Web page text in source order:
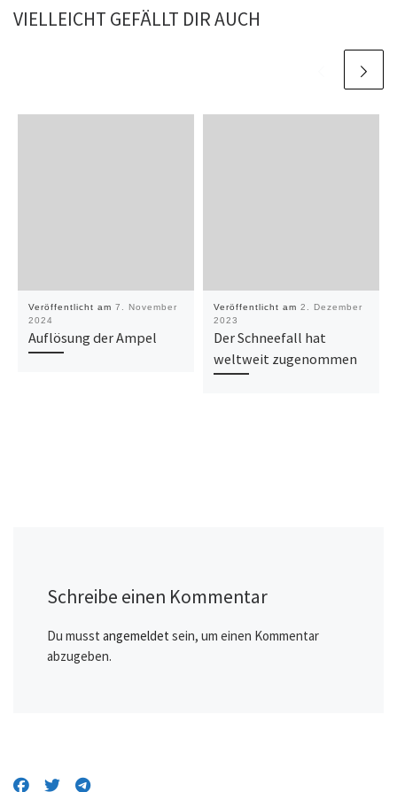
VIELLEICHT GEFÄLLT DIR AUCH
Veröffentlicht am 7. November
2024
Auflösung der Ampel
Veröffentlicht am 2. Dezember
2023
Der Schneefall hat
weltweit zugenommen
Schreibe einen Kommentar
Du musst angemeldet sein, um einen Kommentar
abzugeben.